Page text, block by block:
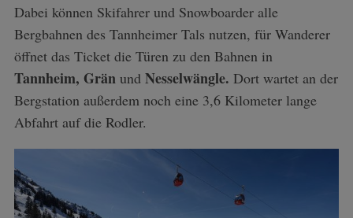
Dabei können Skifahrer und Snowboarder alle
Bergbahnen des Tannheimer Tals nutzen, für Wanderer
öffnet das Ticket die Türen zu den Bahnen in
Tannheim, Grän und Nesselwängle. Dort wartet an der
Bergstation außerdem noch eine 3,6 Kilometer lange
Abfahrt auf die Rodler.